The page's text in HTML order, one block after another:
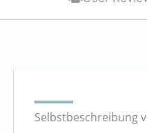
Selbstbeschreibung